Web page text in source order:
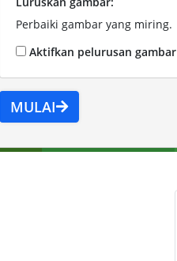
Perbaiki gambar yang miring.
Aktifkan pelurusan gambar
MULAI